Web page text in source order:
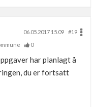
06.05.2017 15.09
#19
0
har planlagt å
du er fortsatt